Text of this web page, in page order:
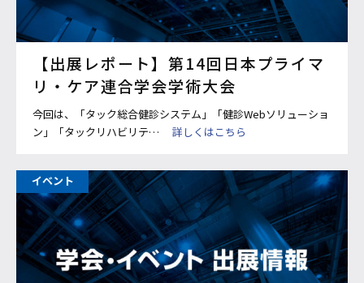
【出展レポート】第14回日本プライマ
リ・ケア連合学会学術大会
今回は、「タック総合健診システム」「健診Webソリューショ
ン」「タックリハビリテ…
詳しくはこちら
イベント